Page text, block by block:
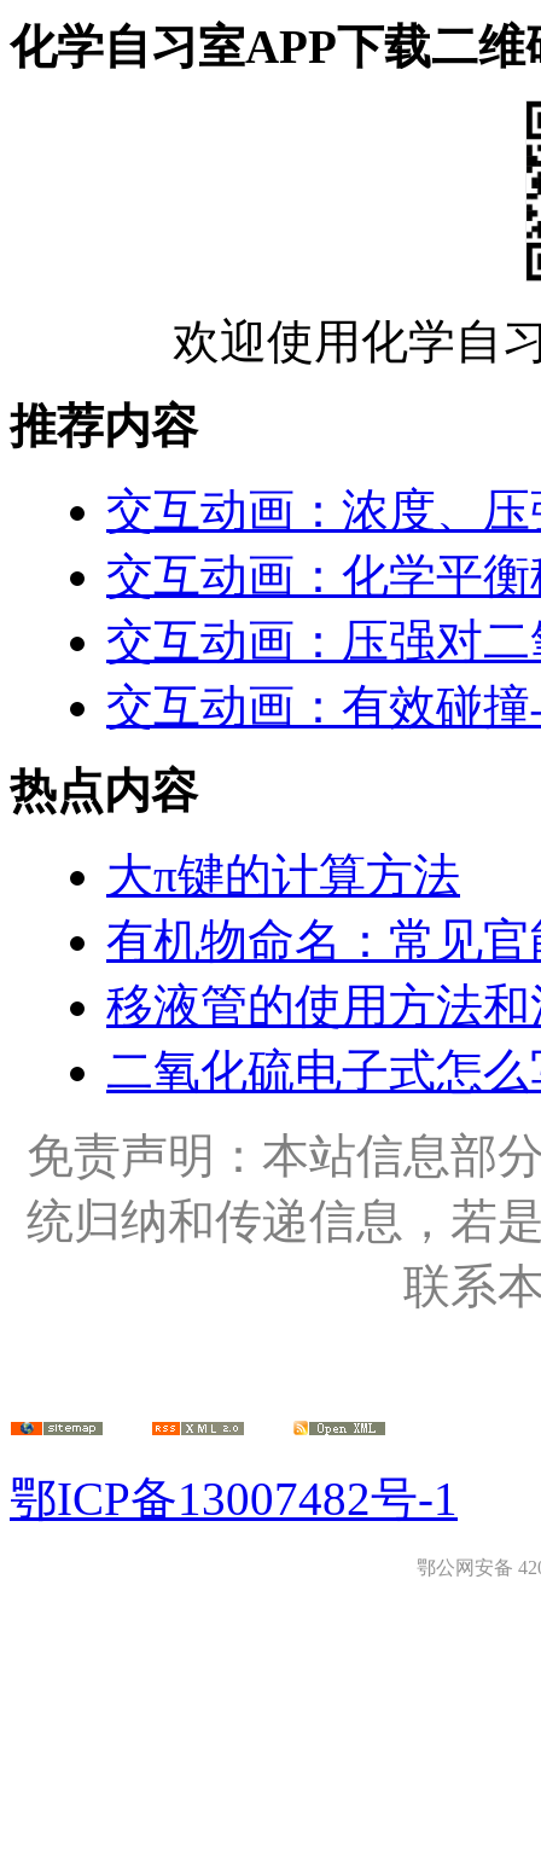
化学自习室APP下载二维
欢迎使用化学自
推荐内容
交互动画：浓度、
交互动画：化学平
交互动画：压强对
交互动画：有效碰
热点内容
大π键的计算方法
有机物命名：常见
移液管的使用方法
二氧化硫电子式怎
免责声明：本站信息部
统归纳和传递信息，若
联系
鄂ICP备13007482号-1
鄂公网安备